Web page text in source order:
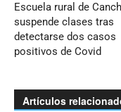
Escuela rural de
suspende clases tras
detectarse dos casos
positivos de Covid
Artículos